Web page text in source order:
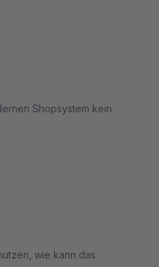
Shopsystem kein
wie kann das